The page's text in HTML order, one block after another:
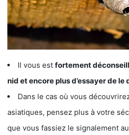
Il vous est fortement
nid et encore plus d’essayer de
Dans le cas où vous
asiatiques, pensez plus à votre
que vous fassiez le signalement